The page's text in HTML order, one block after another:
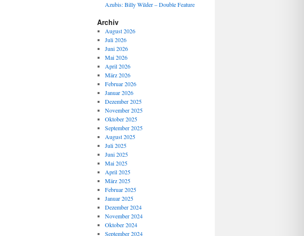
Azubis: Billy Wilder – Double Feature
Archiv
August 2026
Juli 2026
Juni 2026
Mai 2026
April 2026
März 2026
Februar 2026
Januar 2026
Dezember 2025
November 2025
Oktober 2025
September 2025
August 2025
Juli 2025
Juni 2025
Mai 2025
April 2025
März 2025
Februar 2025
Januar 2025
Dezember 2024
November 2024
Oktober 2024
September 2024